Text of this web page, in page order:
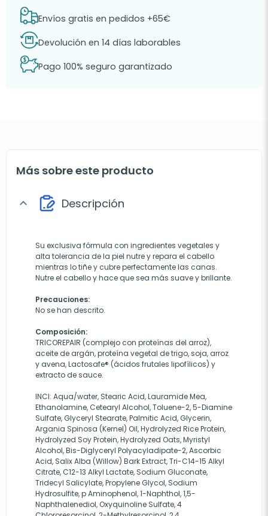
Envíos gratis en pedidos +65€
Devolución en 14 días laborables
Pago 100% seguro garantizado
Más sobre este producto
expand_more Descripción
Su exclusiva fórmula con ingredientes vegetales y
alta tolerancia de la piel nutre y repara el cabello
mientras lo tiñe y cubre perfectamente las canas.
Nutre el cabello y hace que sea más suave y brillante.
Precauciones:
No se han descrito.
Composición:
TRICOREPAIR (complejo con proteínas del arroz),
aceite de argán, proteína vegetal de trigo, soja, arroz
y avena, Lactosafe® (ácidos frutales lipofílicos) y
extracto de sauce.
INCI: Aqua/water, Stearic Acid, Lauramide Mea,
Ethanolamine, Cetearyl Alcohol, Toluene-2, 5-Diamine
Sulfate, Glyceryl Stearate, Palmitic Acid, Glycerin,
Argania Spinosa (Kernel) Oil, Hydrolyzed Rice Protein,
Hydrolyzed Soy Protein, Hydrolyzed Oats, Myristyl
Alcohol, Bis-Diglyceryl Polyacyladipate-2, Ascorbic
Acid, Salix Alba (Willow) Bark Extract, Tri-C14-15 Alkyl
Citrate, C12-13 Alkyl Lactate, Sodium Gluconate,
Tridecyl Salicylate, Propylene Glycol, Sodium
Hydrosulfite, p Aminophenol, 1-Naphthol, 1,5-
Naphthalenediol, Oxyquinoline Sulfate, 4